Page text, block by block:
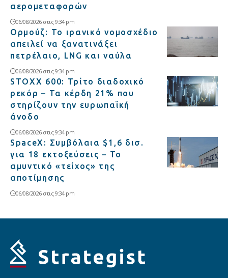
αερομεταφορών
06/08/2026 στις 9:34 pm
Ορμούζ: Το ιρανικό νομοσχέδιο
απειλεί να ξανατινάξει
πετρέλαιο, LNG και ναύλα
06/08/2026 στις 9:34 pm
STOXX 600: Τρίτο διαδοχικό
ρεκόρ – Τα κέρδη 21% που
στηρίζουν την ευρωπαϊκή
άνοδο
06/08/2026 στις 9:34 pm
SpaceX: Συμβόλαια $1,6 δισ.
για 18 εκτοξεύσεις – Το
αμυντικό «τείχος» της
αποτίμησης
06/08/2026 στις 9:34 pm